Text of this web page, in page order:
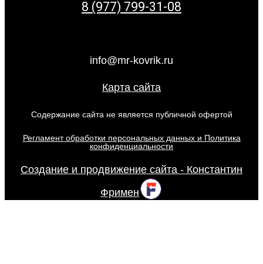
8 (977) 799-31-08
info@mr-kovrik.ru
Карта сайта
Содержание сайта не является публичной офертой
Регламент обработки персональных данных и Политика
конфиденциальности
Создание и продвижение сайта - Константин
Фримен